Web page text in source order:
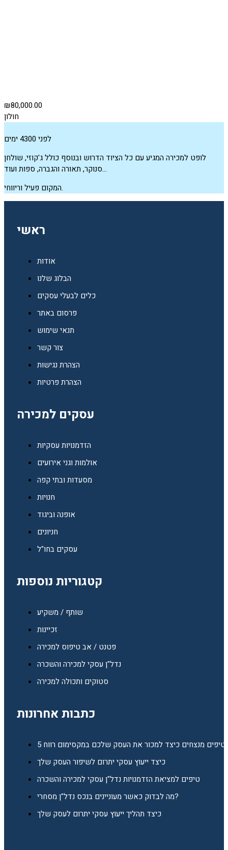
₪80,000.00
חולון
לפני 4300 ימים
לופט למכירה המגיע עם כל הציוד הדרוש ובנוסף כולל ג'קוזי, שולחן
סנוקר, תאורה והגברה, ספות ועוד…
המקום פעיל וריווחי.
ראשי
אודות
הבלוג שלנו
כלים לבעלי עסקים
פרסום באתר
תנאי שימוש
צור קשר
הצהרת נגישות
הצהרת פרטיות
עסקים למכירה
הזדמנויות עסקיות
אולמות וגני אירועים
מסעדות ובתי קפה
חנויות
אופנה וביגוד
חניונים
עסקים בחו"ל
קטגוריות נוספות
שותף / משקיע
זכיינות
פטנט / אב טיפוס למכירה
נדל"ן עסקי למכירה והשכרה
סטוקים ותכולה למכירה
כתבות אחרונות
5 טיפים מנצחים כיצד למכור את העסק שלכם במקסימום רווח
כיצד ייעוץ עסקי יתרום לשיפור העסק שלך
טיפים למציאת הזדמנויות נדל"ן עסקי למכירה והשכרה
מה לבדוק כאשר מעוניינים בנכס נדל"ן מסחרי?
כיצד תהליך ייעוץ עסקי יתרום לעסק שלך